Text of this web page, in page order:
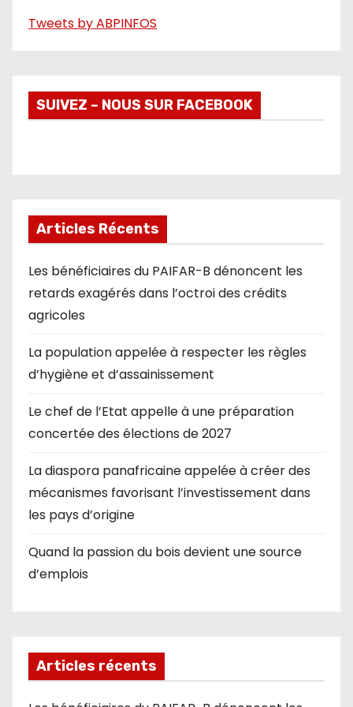
Tweets by ABPINFOS
SUIVEZ – NOUS SUR FACEBOOK
Articles Récents
Les bénéficiaires du PAIFAR-B dénoncent les
retards exagérés dans l’octroi des crédits
agricoles
La population appelée à respecter les règles
d’hygiène et d’assainissement
Le chef de l’Etat appelle à une préparation
concertée des élections de 2027
La diaspora panafricaine appelée à créer des
mécanismes favorisant l’investissement dans
les pays d’origine
Quand la passion du bois devient une source
d’emplois
Articles récents